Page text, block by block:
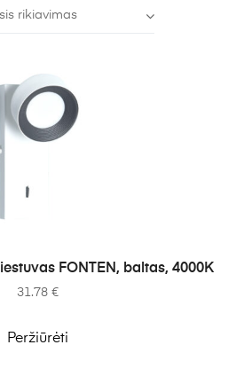
rikiavimas
Į KREPŠELĮFONTEN, baltas, 4000K
31.78 €
Peržiūrėti